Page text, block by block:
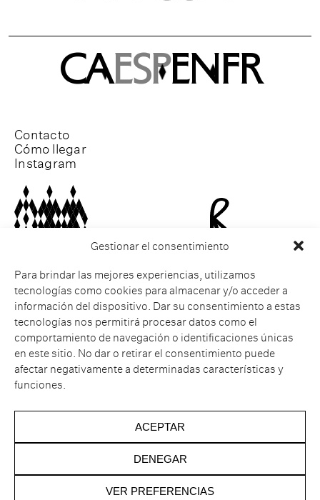
Gestionar el consentimiento
Para brindar las mejores experiencias, utilizamos
tecnologías como cookies para almacenar y/o acceder a
información del dispositivo. Dar su consentimiento a estas
tecnologías nos permitirá procesar datos como el
comportamiento de navegación o identificaciones únicas
en este sitio. No dar o retirar el consentimiento puede
afectar negativamente a determinadas características y
funciones.
ACEPTAR
DENEGAR
VER PREFERENCIAS
CAESPEN FR
Contacto
Cómo llegar
Instagram
ESPERIT ROCA
Castell de Sant Julià de
Ramis
Muntanya dels Sants
Carrer Major s/n
Sant Julià de Ramis
20 14 43
Aviso legal
Cookies
Política de privacidad
Canal de Denuncia
Política de
cancelación